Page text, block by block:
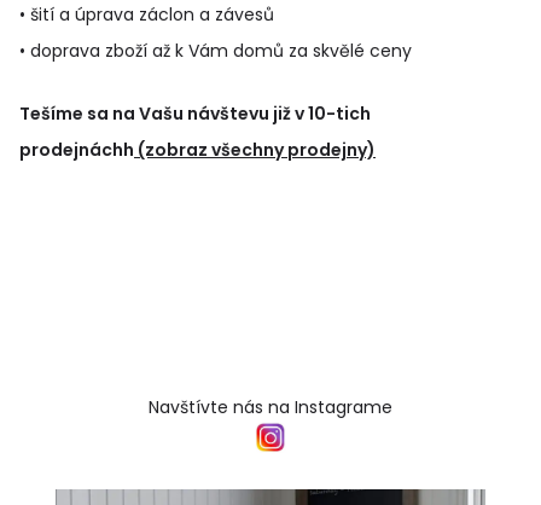
• šití a úprava záclon a závesů
• doprava zboží až k Vám domů za skvělé ceny
Tešíme sa na Vašu návštevu již v 10-tich
prodejnáchh (zobraz všechny prodejny)
Navštívte nás na Instagrame